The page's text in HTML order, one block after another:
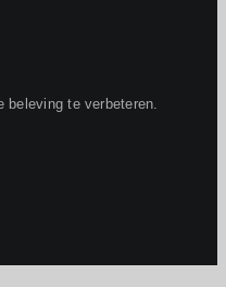
beleving te verbeteren.